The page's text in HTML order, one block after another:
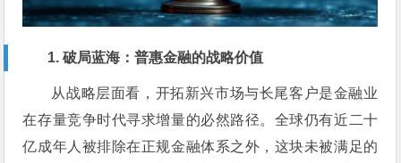
1. 破局蓝海：普惠金融的战略价值
从战略层面看，开拓新兴市场与长尾客户是金融业
在存量竞争时代寻求增量的必然路径。全球仍有近二十
亿成年人被排除在正规金融体系之外，这块未被满足的